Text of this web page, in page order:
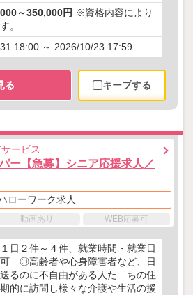
～350,000円 ※資格内容により
。
18:00 ～ 2026/10/23 17:59
る キープする
ービス
ー【急募】シニア応援求人／
ローワーク求人
動画あり WEB応募可
日２件～４件、就業時間・就業日
◎高齢者や心身障害者など、日
るのに不自由がある人た ちの住
的に訪問し様々な介護や生活の援